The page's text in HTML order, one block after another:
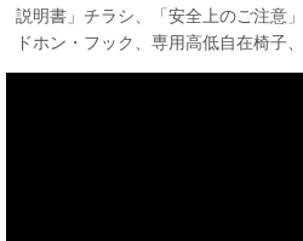
説明書」チラシ、「安全上のご注意
ドホン・フック、専用高低自在椅子